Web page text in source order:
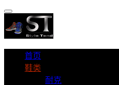
首页
鞋类
耐克